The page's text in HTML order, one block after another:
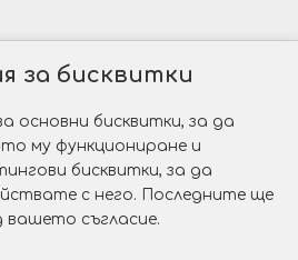
Gold&Silver?
пръстен?
за бисквитки
основни бисквитки, за да
му функциониране и
бисквитки, за да
с него. Последните ще
вашето съгласие.